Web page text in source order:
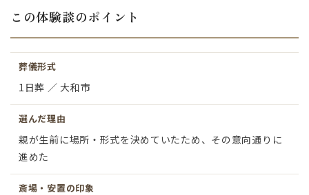
この体験談のポイント
葬儀形式
1日葬 ／ 大和市
選んだ理由
親が生前に場所・形式を決めていたため、その意向通りに
進めた
斎場・安置の印象